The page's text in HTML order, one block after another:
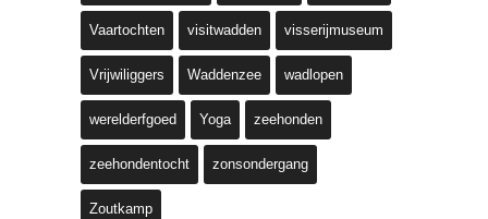
Vaartochten visitwadden visserijmuseum
Vrijwiliggers Waddenzee wadlopen
werelderfgoed Yoga zeehonden
zeehondentocht zonsondergang
Zoutkamp